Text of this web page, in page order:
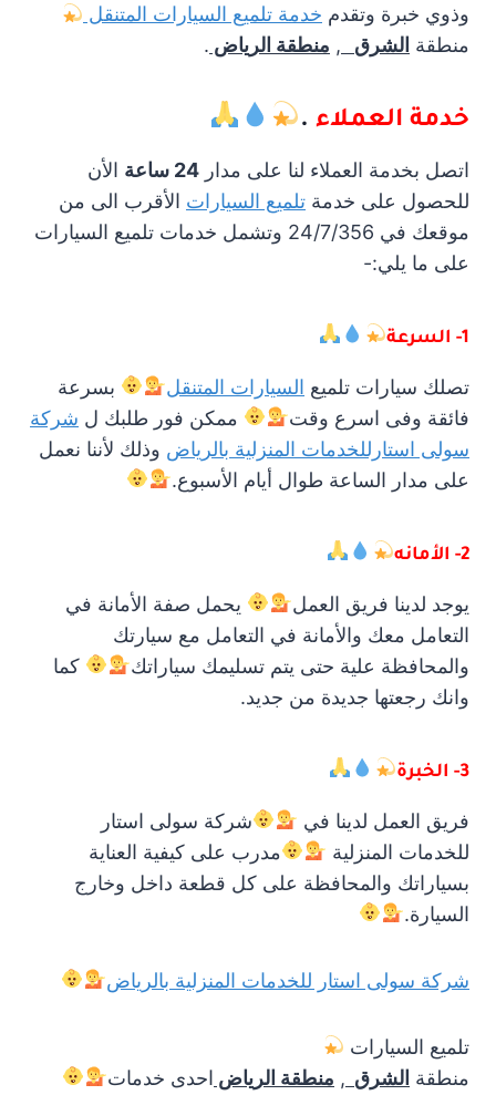
وذوي خبرة وتقدم خدمة تلميع السيارات المتنقل
منطقة الشرق , منطقة الرياض .
خدمة العملاء .
اتصل بخدمة العملاء لنا على مدار 24 ساعة
الأن
للحصول على خدمة تلميع السيارات الأقرب الى من
موقعك في 24/7/356 وتشمل خدمات تلميع السيارات
على ما يلي:-
1- السرعة
تصلك سيارات تلميع السيارات المتنقل
بسرعة
فائقة وفى اسرع وقت
ممكن فور طلبك ل شركة
سولى استارللخدمات المنزلية بالرياض وذلك لأننا نعمل
على مدار الساعة طوال أيام الأسبوع.
2- الأمانه
يوجد لدينا فريق العمل
يحمل صفة الأمانة في
التعامل معك والأمانة في التعامل مع سيارتك
والمحافظة علية حتى يتم تسليمك سياراتك
كما
وانك رجعتها جديدة من جديد.
3- الخبرة
فريق العمل لدينا في
شركة سولى استار
للخدمات المنزلية
مدرب على كيفية العناية
بسياراتك والمحافظة على كل قطعة داخل وخارج
السيارة.
شركة سولى استار للخدمات المنزلية بالرياض
تلميع السيارات
منطقة الشرق , منطقة الرياض احدى خدمات